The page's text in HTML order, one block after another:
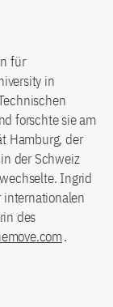
für
in
forschte sie am
Hamburg, der
der Schweiz
Ingrid
internationalen
des
.